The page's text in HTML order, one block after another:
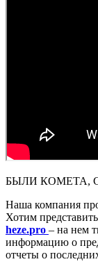
БЫЛИ КОМЕТА,
Наша компания
Хотим
heze.pro – на нем
информацию о
отчеты о